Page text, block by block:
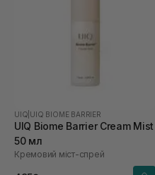
UIQ UIQ BIOME BARRIER
UIQ Biome Barrier Cream Mist
50 мл
Кремовий міст-спрей